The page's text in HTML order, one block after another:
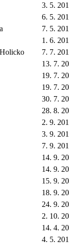
3. 5.
6. 5.
7. 5.
1. 6.
7. 7.
13. 7.
19. 7.
19. 7.
30. 7.
28. 8.
2. 9.
3. 9.
7. 9.
14. 9.
14. 9.
15. 9.
18. 9.
24. 9.
2. 10.
14. 4.
4. 5.